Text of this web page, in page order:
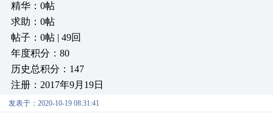
精华：0帖
求助：0帖
帖子：0帖 | 49回
年度积分：80
历史总积分：147
注册：2017年9月19日
发表于：2020-10-19 08:31:41